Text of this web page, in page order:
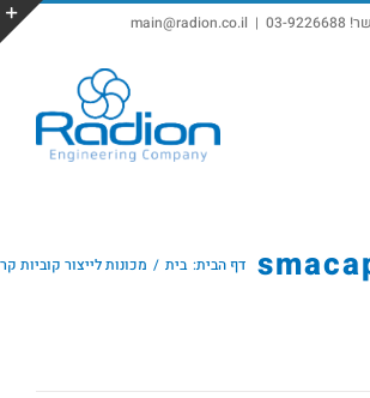
|
main@radion.co.il
דף הבית: בית מכונות לייצור קוביות